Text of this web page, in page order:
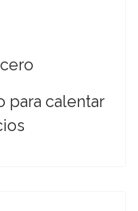
para calentar